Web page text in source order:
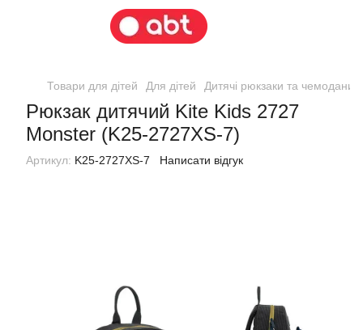
Товари для дітей Для дітей Дитячі рюкзаки та чемодани
Рюкзак дитячий Kite Kids 2727
Monster (K25-2727XS-7)
Артикул: K25-2727XS-7 Написати відгук